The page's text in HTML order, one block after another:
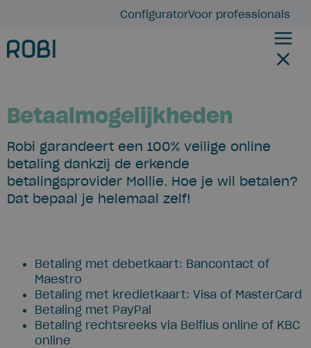
ConfiguratorVoor professionals
Betaalmogelijkheden
Robi garandeert een 100% veilige online
betaling dankzij de erkende
betalingsprovider Mollie. Hoe je wil betalen?
Dat bepaal je helemaal zelf!
Betaling met debetkaart: Bancontact of
Maestro
Betaling met kredietkaart: Visa of MasterCard
Betaling met PayPal
Betaling rechtsreeks via Belfius online of KBC
online